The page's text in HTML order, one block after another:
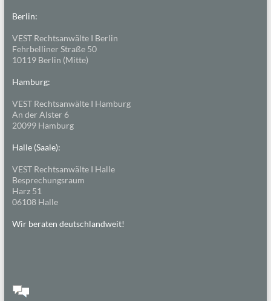
Berlin:
VEST Rechtsanwälte I Berlin
Fehrbelliner Straße 50
10119 Berlin (Mitte)
Hamburg:
VEST Rechtsanwälte I Hamburg
An der Alster 6
20099 Hamburg
Halle (Saale):
VEST Rechtsanwälte I Halle
Besprechungsraum
Harz 51
06108 Halle
Wir beraten deutschlandweit!